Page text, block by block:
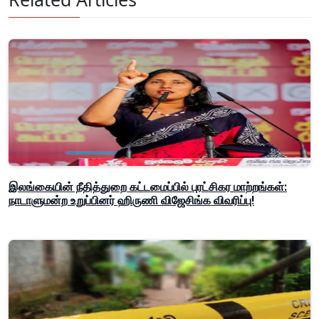
இலங்கையின் நீதித்துறை கட்டமைப்பில் புரட்சிகர மாற்றங்கள்:
நாடாளுமன்ற உறுப்பினர் ஹிருணி விஜேசிங்க விவரிப்பு!